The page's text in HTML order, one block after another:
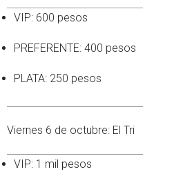
VIP: 600 pesos
PREFERENTE: 400 pesos
PLATA: 250 pesos
Viernes 6 de octubre: El Tri
VIP: 1 mil pesos